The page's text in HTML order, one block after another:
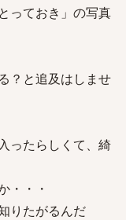
っておき」の写真
？と追及はしませ
ったらしくて、綺
・・・
りたがるんだ